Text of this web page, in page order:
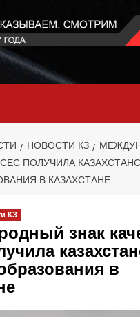
НОВОСТИ КЗ
ПОЛУЧИЛА
В КАЗАХСТАНЕ
КЗ
знак
в